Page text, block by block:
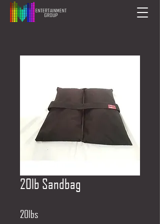
20lb Sandbag
20lbs